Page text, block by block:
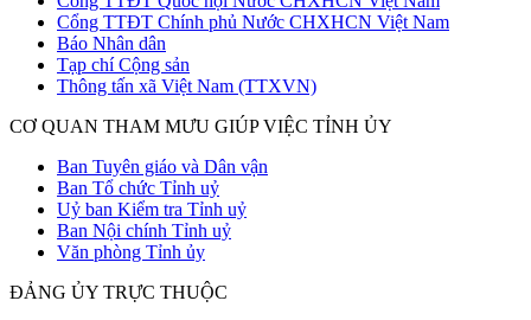
Cổng TTĐT Chính phủ Nước CHXHCN Việt Nam
Báo Nhân dân
Tạp chí Cộng sản
Thông tấn xã Việt Nam (TTXVN)
CƠ QUAN THAM MƯU GIÚP VIỆC TỈNH ỦY
Ban Tuyên giáo và Dân vận
Ban Tổ chức Tỉnh uỷ
Uỷ ban Kiểm tra Tỉnh uỷ
Ban Nội chính Tỉnh uỷ
Văn phòng Tỉnh ủy
ĐẢNG ỦY TRỰC THUỘC